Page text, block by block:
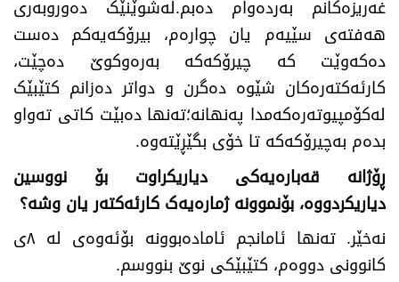
غەریزەکانم بەردەوام دەبم.لەشوێنێک دەوروبەری
هەفتەی سێیەم یان چوارەم، بیرۆکەیەکم دەست
دەکەوێت کە چیرۆکەکە بەرەوکوێ دەچێت،
کارئەکتەرەکان شێوە دەگرن و دواتر دەزانم کتێبێک
لەکۆمپیوتەرەکەمدا پەنهانە؛تەنها دەبێت کاتی تەواو
بدەم بەچیرۆکەکە تا خۆی بگێڕێتەوە.
ڕۆژانە قەبارەیەکی دیاریکراوت بۆ نووسین
دیاریکردووە، بۆنموونە ژمارەیەک کارئەکتەر یان وشە؟
نەخێر. تەنها ئامانجم ئامادەبوونە بۆئەوەی لە ٨ی
کانوونی دووەم، کتێبێکی نوێ بنووسم.